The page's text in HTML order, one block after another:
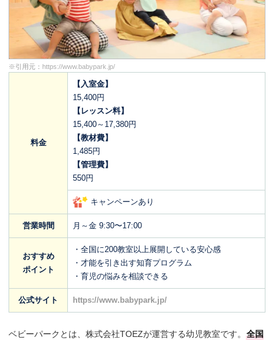
※引用元： https://www.babypark.jp/
料金
【入室金】
15,400円
【レッスン料】
15,400～17,380円
【教材費】
1,485円
【管理費】
550円
キャンペーンあり
営業時間 月～金 9:30〜17:00
おすすめ
ポイント
・全国に200教室以上展開している安心感
・才能を引き出す知育プログラム
・育児の悩みを相談できる
公式サイト https://www.babypark.jp/
ベビーパークとは、株式会社TOEZが運営する幼児教室です。 全国